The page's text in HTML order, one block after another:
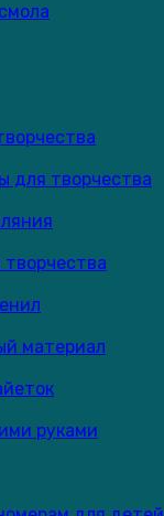
для творчества
материал
руками